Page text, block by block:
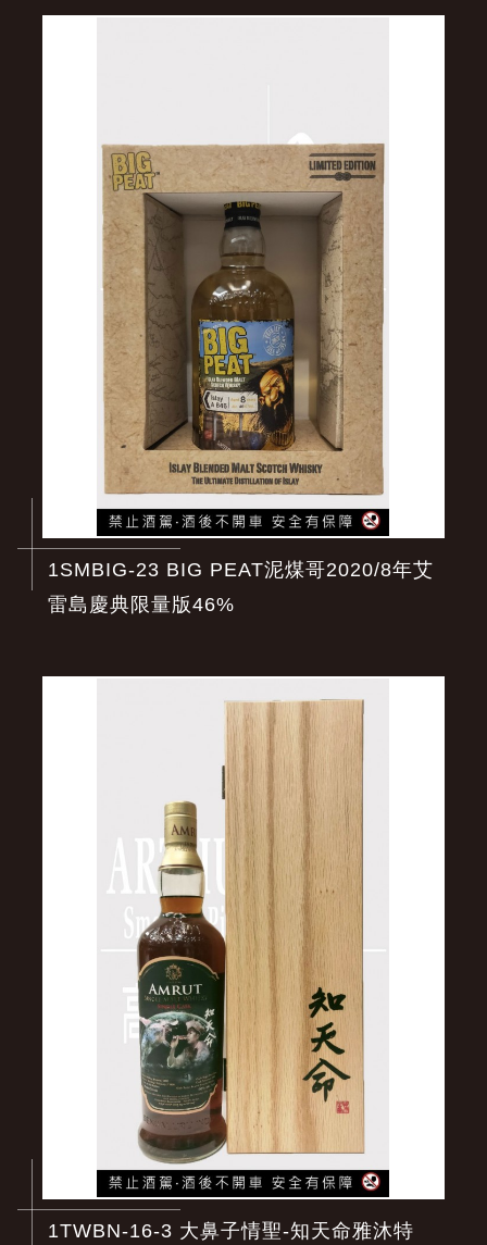
1SMBIG-23 BIG PEAT泥煤哥2020/8年艾
雷島慶典限量版46%
1TWBN-16-3 大鼻子情聖-知天命雅沐特